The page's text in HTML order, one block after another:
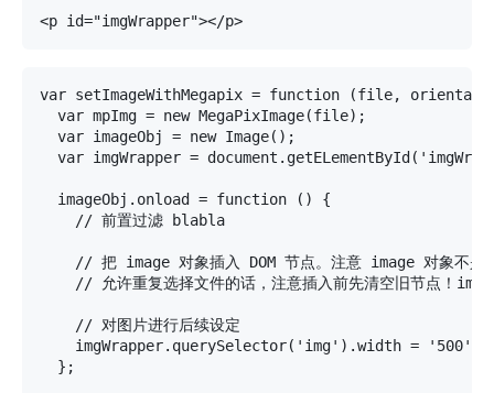
var setImageWithMegapix = function (file,
  var mpImg = new MegaPixImage(file);
  var imageObj = new Image();
var imgWrapper =
  imageObj.onload = function () {
    // 前置过滤 blabla
// 把 image 对象插入 DOM 节点。注意 image 对象不
// 允许重复选择文件的话，注意插入前先清空旧节点！
    // 对图片进行后续设定
    imgWrapper.querySelector('img').width = '500';
  };